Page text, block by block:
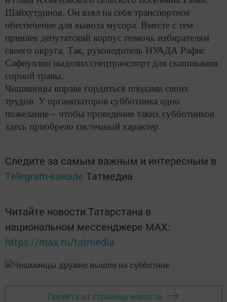
Шайхутдинов. Он взял на себя транспортное
обеспечение для вывоза мусора. Вместе с тем
привлек депутатский корпус помочь избирателям
своего округа. Так, руководитель НУАДА Рафис
Сафиуллин выделил спецтранспорт для скашивания
сорной травы.
Чишминцы вправе гордиться плодами своих
трудов. У организаторов субботника одно
пожелание – чтобы проведение таких субботников
здесь приобрело системный характер.
Следите за самым важным и интересным в
Telegram-канале Татмедиа
Читайте новости Татарстана в
национальном мессенджере MАХ:
https://max.ru/tatmedia
Перейти на страницу новости